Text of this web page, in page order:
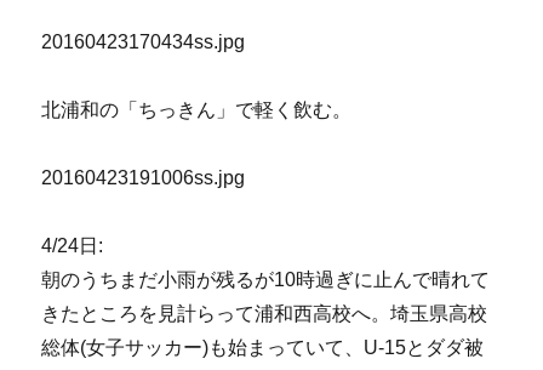
20160423170434ss.jpg
北浦和の「ちっきん」で軽く飲む。
20160423191006ss.jpg
4/24日:
朝のうちまだ小雨が残るが10時過ぎに止んで晴れて
きたところを見計らって浦和西高校へ。埼玉県高校
総体(女子サッカー)も始まっていて、U-15とダダ被